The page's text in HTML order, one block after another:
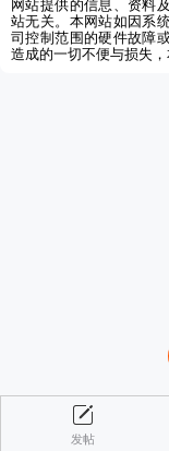
网站提供的信息、资料
站无关。本网站如因系
司控制范围的硬件故障
造成的一切不便与损失，
发帖